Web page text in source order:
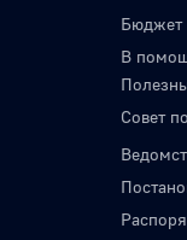
Бюджет
В
Совет